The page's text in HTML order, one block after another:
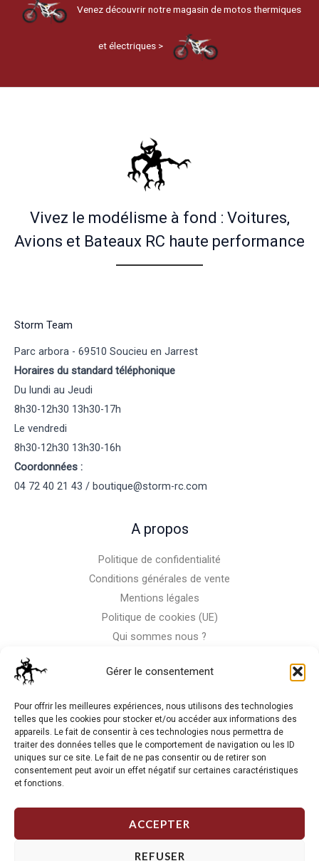
Gérer le consentement
Pour offrir les meilleures expériences, nous utilisons des technologies
telles que les cookies pour stocker et/ou accéder aux informations des
appareils. Le fait de consentir à ces technologies nous permettra de
traiter des données telles que le comportement de navigation ou les ID
uniques sur ce site. Le fait de ne pas consentir ou de retirer son
consentement peut avoir un effet négatif sur certaines caractéristiques
et fonctions.
ACCEPTER
REFUSER
Venez découvrir notre magasin de motos thermiques
et électriques >
Vivez le modélisme à fond : Voitures,
Avions et Bateaux RC haute performance
Storm Team
Parc arbora - 69510 Soucieu en Jarrest
Horaires du standard téléphonique
Du lundi au Jeudi
8h30-12h30 13h30-17h
Le vendredi
8h30-12h30 13h30-16h
Coordonnées :
04 72 40 21 43 / boutique@storm-rc.com
A propos
Politique de confidentialité
Conditions générales de vente
Mentions légales
Politique de cookies (UE)
Qui sommes nous ?
La RC n'est pas notre seule passion, venez visiter notre shop
de motos